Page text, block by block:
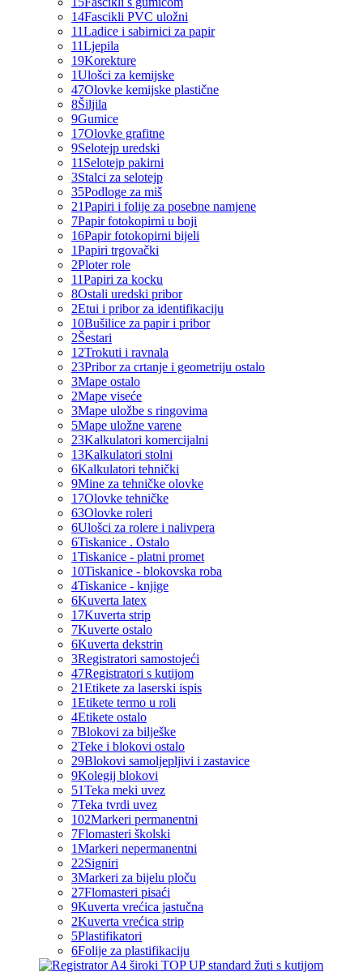
14Fascikli PVC uložni
11Ladice i sabirnici za papir
11Ljepila
19Korekture
1Ulošci za kemijske
47Olovke kemijske plastične
8Šiljila
9Gumice
17Olovke grafitne
9Selotejp uredski
11 Selotejp pakirni
3Stalci za selotejp
35Podloge za miš
21Papiri i folije za posebne namjene
7Papir fotokopirni u boji
16Papir fotokopirni bijeli
1Papiri trgovački
2Ploter role
11Papiri za kocku
8Ostali uredski pribor
2Etui i pribor za identifikaciju
10Bušilice za papir i pribor
2Šestari
12Trokuti i ravnala
23Pribor za crtanje i geometriju ostalo
3Mape ostalo
2Mape viseće
3Mape uložbe s ringovima
5Mape uložne varene
23Kalkulatori komercijalni
13Kalkulatori stolni
6Kalkulatori tehnički
9Mine za tehničke olovke
17Olovke tehničke
63Olovke roleri
6Ulošci za rolere i nalivpera
6Tiskanice . Ostalo
1Tiskanice - platni promet
10Tiskanice - blokovska roba
4Tiskanice - knjige
6Kuverta latex
17Kuverta strip
7Kuverte ostalo
6Kuverta dekstrin
3Registratori samostojeći
47Registratori s kutijom
21Etikete za laserski ispis
1Etikete termo u roli
4Etikete ostalo
7Blokovi za bilješke
2Teke i blokovi ostalo
29Blokovi samoljepljivi i zastavice
9Kolegij blokovi
51Teka meki uvez
7Teka tvrdi uvez
102Markeri permanentni
7Flomasteri školski
1Markeri nepermanentni
22Signiri
3Markeri za bijelu ploču
27Flomasteri pisaći
9Kuverta vrećica jastučna
2Kuverta vrećica strip
5Plastifikatori
6Folije za plastifikaciju